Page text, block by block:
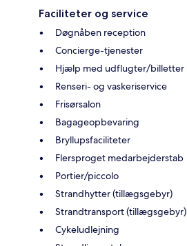
Faciliteter og service
Døgnåben reception
Concierge-tjenester
Hjælp med udflugter/billetter
Renseri- og vaskeriservice
Frisørsalon
Bagageopbevaring
Bryllupsfaciliteter
Flersproget medarbejderstab
Portier/piccolo
Strandhytter (tillægsgebyr)
Strandtransport (tillægsgebyr)
Cykeludlejning